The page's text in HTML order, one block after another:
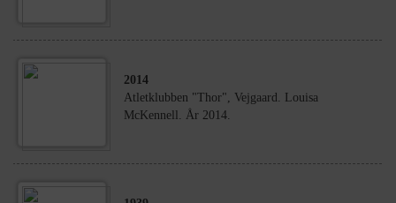
2014
Atletklubben "Thor", Vejgaard. Louisa
McKennell. År 2014.